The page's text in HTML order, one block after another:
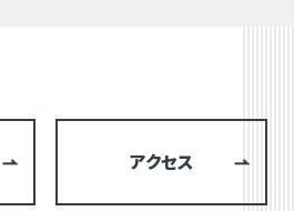
アクセス